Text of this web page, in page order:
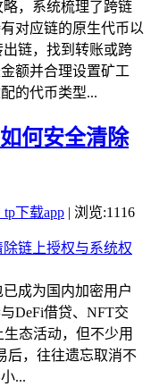
，系统梳理了跨链
对应链的原生代币以
链，找到转账或跨
额并合理设置矿工
的代币类型...
何安全清除
tp下载app | 浏览:1116
成为国内加密用户
DeFi借贷、NFT交
态活动，但不少用
后，往往遗忘取消不
...